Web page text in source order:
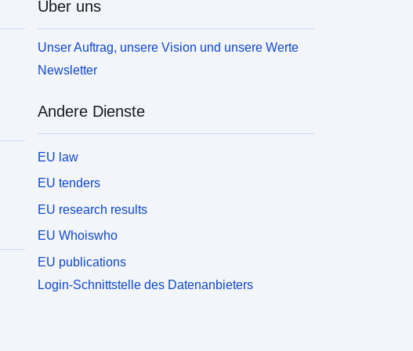
Über uns
Unser Auftrag, unsere Vision und unsere Werte
Newsletter
Andere Dienste
EU law
EU tenders
EU research results
EU Whoiswho
EU publications
Login-Schnittstelle des Datenanbieters